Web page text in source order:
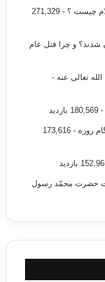
چیست ؟
- 271,329
شدند؟ و چرا قتل عام
تعالی عنه -
- 180,569 بازدید
روزه
- 173,616
حضرت محمّد رسول